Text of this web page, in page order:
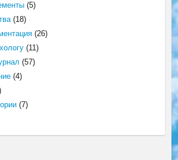
(5)
(18)
(26)
(11)
(57)
(4)
(7)